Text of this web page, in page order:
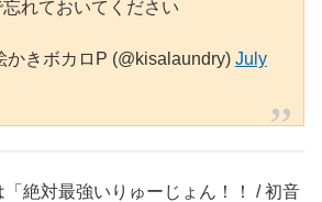
れておいてください
きボカロP (@kisalaundry) July
絶対最強いりゅーじょん！！ / 初音